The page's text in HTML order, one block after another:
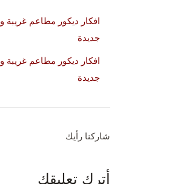
افكار ديكور مطاعم غريبة و
جديدة
شاركنا رأيك
أترك تعليقك